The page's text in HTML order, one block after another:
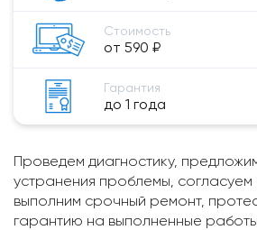
Стоимость
от 590 ₽
Гарантия
до 1 года
Проведем диагностику,
устранения проблемы, согласуем
выполним срочный ремонт,
гарантию на выполненные работы.